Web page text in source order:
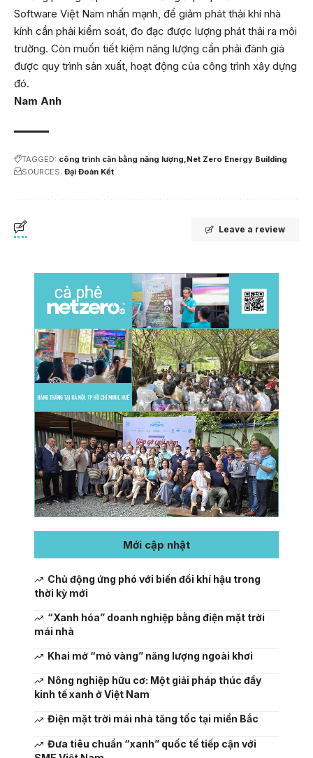
Software Việt Nam nhấn mạnh, để giảm phát thải khí nhà
kính cần phải kiểm soát, đo đạc được lượng phát thải ra môi
trường. Còn muốn tiết kiệm năng lượng cần phải đánh giá
được quy trình sản xuất, hoạt động của công trình xây dựng
đó.
Nam Anh
TAGGED: công trình cân bằng năng lượng Net Zero Energy Building
SOURCES: Đại Đoàn Kết
Leave a review
Mới cập nhật
Chủ động ứng phó với biến đổi khí hậu trong
thời kỳ mới
“Xanh hóa” doanh nghiệp bằng điện mặt trời
mái nhà
Khai mở “mỏ vàng” năng lượng ngoài khơi
Nông nghiệp hữu cơ: Một giải pháp thúc đẩy
kinh tế xanh ở Việt Nam
Điện mặt trời mái nhà tăng tốc tại miền Bắc
Đưa tiêu chuẩn “xanh” quốc tế tiếp cận với